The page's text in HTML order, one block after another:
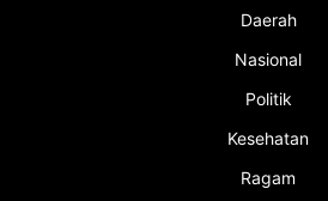
Daerah
Nasional
Politik
Kesehatan
Ragam